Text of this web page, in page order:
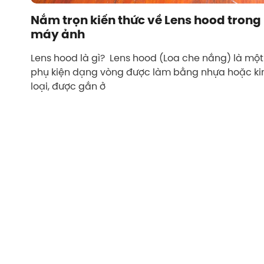
Nắm trọn kiến thức về Lens hood trong
máy ảnh
Lens hood là gì? Lens hood (Loa che nắng) là một
phụ kiện dạng vòng được làm bằng nhựa hoặc
loại, được gắn ở